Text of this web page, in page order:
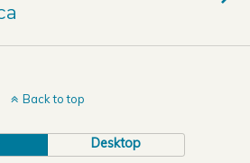
Back to top
Desktop